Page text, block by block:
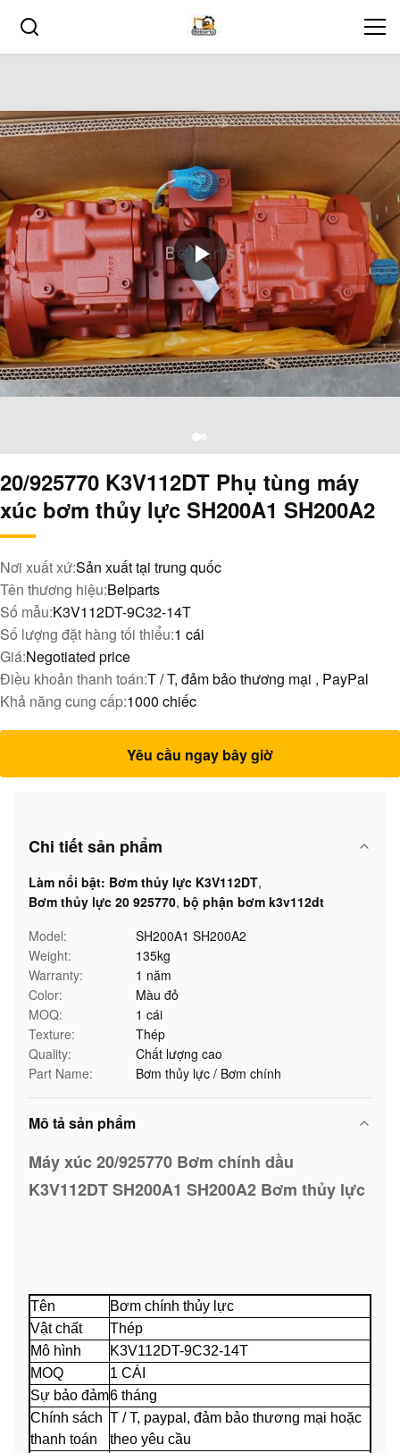
20/925770 K3V112DT Phụ tùng máy
xúc bơm thủy lực SH200A1 SH200A2
Nơi xuất xứ:Sản xuất tại trung quốc
Tên thương hiệu:Belparts
Số mẫu:K3V112DT-9C32-14T
Số lượng đặt hàng tối thiểu:1 cái
Giá:Negotiated price
Điều khoản thanh toán:T / T, đảm bảo thương mại , PayPal
Khả năng cung cấp:1000 chiếc
Yêu cầu ngay bây giờ
Chi tiết sản phẩm
Làm nổi bật: Bơm thủy lực K3V112DT,
Bơm thủy lực 20 925770, bộ phận bơm k3v112dt
Model:
SH200A1 SH200A2
Weight:
135kg
Warranty:
1 năm
Color:
Màu đỏ
MOQ:
1 cái
Texture:
Thép
Quality:
Chất lượng cao
Part Name:
Bơm thủy lực / Bơm chính
Mô tả sản phẩm
Máy xúc 20/925770 Bơm chính dầu
K3V112DT SH200A1 SH200A2 Bơm thủy lực
Tên
Bơm chính thủy lực
Vật chất
Thép
Mô hình
K3V112DT-9C32-14T
MOQ
1 CÁI
Sự bảo đảm6 tháng
Chính sách
thanh toán
T / T, paypal, đảm bảo thương mại hoặc
theo yêu cầu